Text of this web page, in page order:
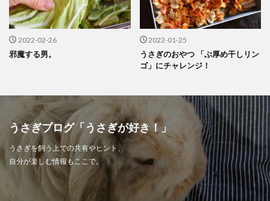
2022-02-26
邪魔する男。
2022-01-25
うさぎのおやつ 「ぶ厚め干しリン
ゴ」にチャレンジ！
うさぎブログ「うさぎが好き！」
うさぎを飼う上での共有やヒント、
自分が楽しむ情報もここで。